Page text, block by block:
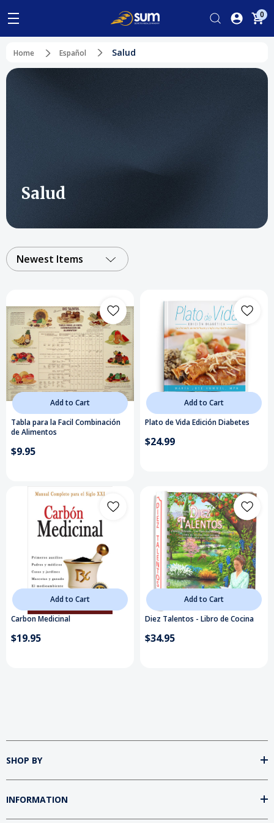
0
Home Español Salud
Salud
Newest Items
Add to Cart
Tabla para la Facil Combinación
de Alimentos
$9.95
Add to Cart
Plato de Vida Edición Diabetes
$24.99
Add to Cart
Carbon Medicinal
$19.95
Add to Cart
Diez Talentos - Libro de Cocina
$34.95
SHOP BY
INFORMATION